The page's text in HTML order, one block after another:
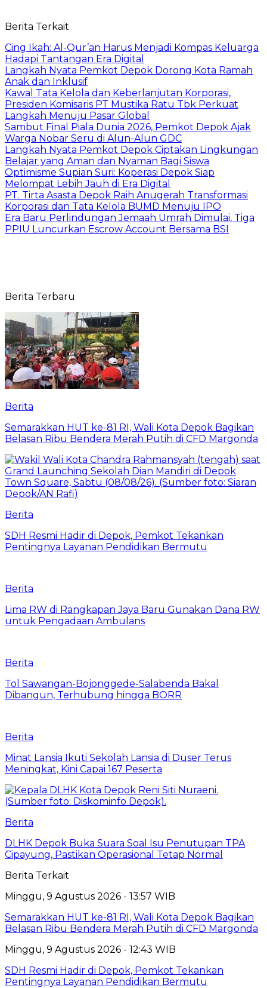
Berita Terkait
Cing Ikah: Al-Qur’an Harus Menjadi Kompas Keluarga
Hadapi Tantangan Era Digital
Langkah Nyata Pemkot Depok Dorong Kota Ramah
Anak dan Inklusif
Kawal Tata Kelola dan Keberlanjutan Korporasi,
Presiden Komisaris PT Mustika Ratu Tbk Perkuat
Langkah Menuju Pasar Global
Sambut Final Piala Dunia 2026, Pemkot Depok Ajak
Warga Nobar Seru di Alun-Alun GDC
Langkah Nyata Pemkot Depok Ciptakan Lingkungan
Belajar yang Aman dan Nyaman Bagi Siswa
Optimisme Supian Suri: Koperasi Depok Siap
Melompat Lebih Jauh di Era Digital
PT. Tirta Asasta Depok Raih Anugerah Transformasi
Korporasi dan Tata Kelola BUMD Menuju IPO
Era Baru Perlindungan Jemaah Umrah Dimulai, Tiga
PPIU Luncurkan Escrow Account Bersama BSI
Berita Terbaru
Berita
Semarakkan HUT ke-81 RI, Wali Kota Depok Bagikan
Belasan Ribu Bendera Merah Putih di CFD Margonda
Berita
SDH Resmi Hadir di Depok, Pemkot Tekankan
Pentingnya Layanan Pendidikan Bermutu
Berita
Lima RW di Rangkapan Jaya Baru Gunakan Dana RW
untuk Pengadaan Ambulans
Berita
Tol Sawangan-Bojonggede-Salabenda Bakal
Dibangun, Terhubung hingga BORR
Berita
Minat Lansia Ikuti Sekolah Lansia di Duser Terus
Meningkat, Kini Capai 167 Peserta
Berita
DLHK Depok Buka Suara Soal Isu Penutupan TPA
Cipayung, Pastikan Operasional Tetap Normal
Berita Terkait
Minggu, 9 Agustus 2026 - 13:57 WIB
Semarakkan HUT ke-81 RI, Wali Kota Depok Bagikan
Belasan Ribu Bendera Merah Putih di CFD Margonda
Minggu, 9 Agustus 2026 - 12:43 WIB
SDH Resmi Hadir di Depok, Pemkot Tekankan
Pentingnya Layanan Pendidikan Bermutu